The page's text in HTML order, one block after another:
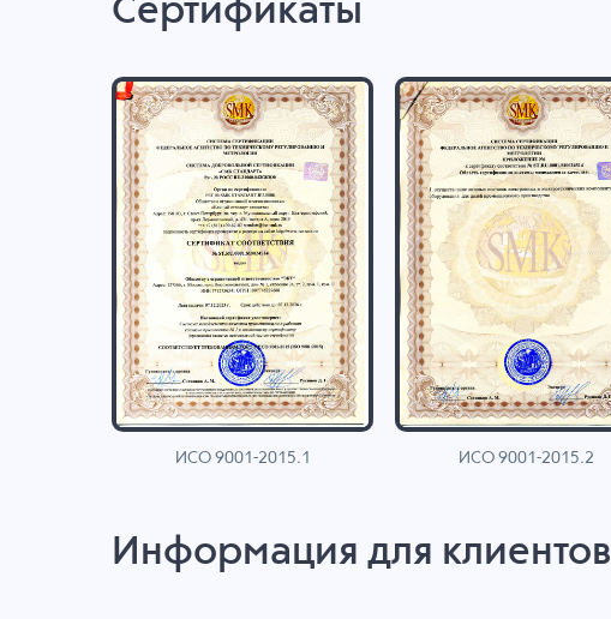
Сертификаты
ИСО 9001-2015.1 ИСО 9001-2015.2
Информация для клиентов